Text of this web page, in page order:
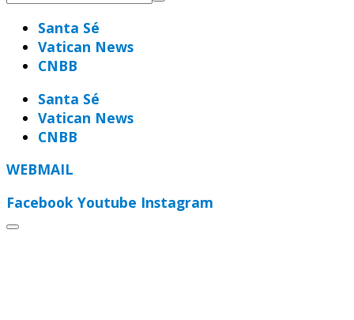
Santa Sé
Vatican News
CNBB
Santa Sé
Vatican News
CNBB
WEBMAIL
Facebook Youtube Instagram